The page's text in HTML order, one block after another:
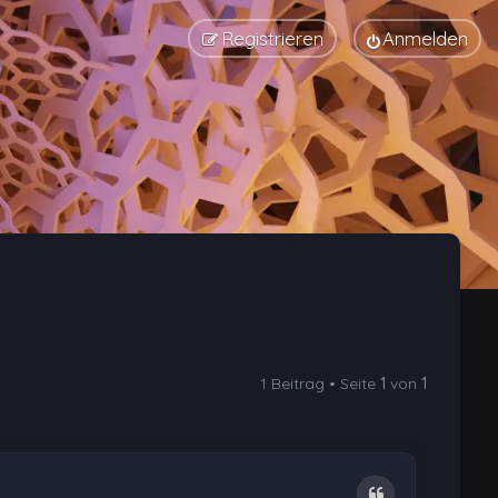
Anmelden
Registrieren
1 Beitrag • Seite1 von1
Zitat